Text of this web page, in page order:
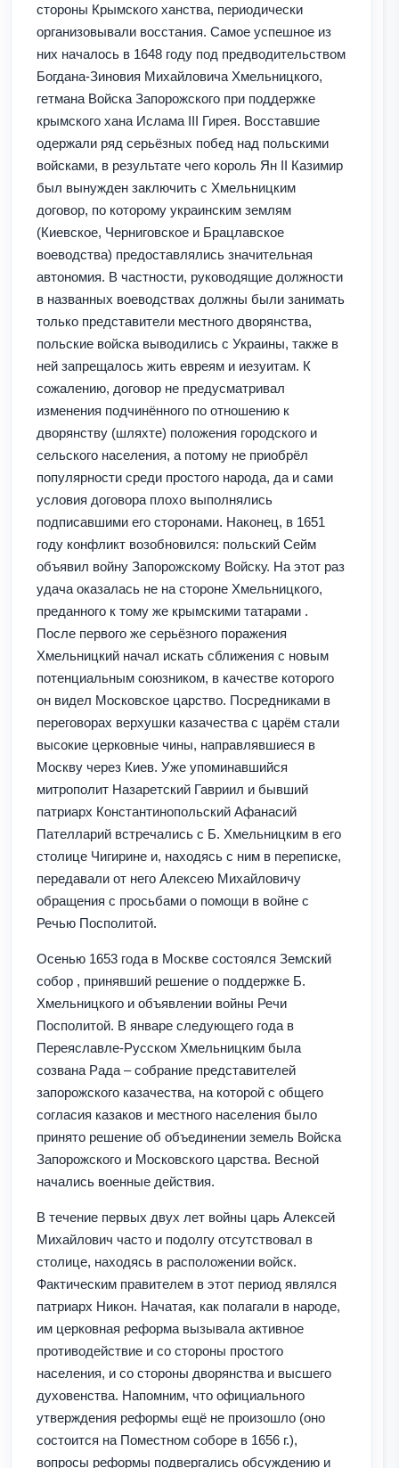
стороны Крымского ханства, периодически
организовывали восстания. Самое успешное из
них началось в 1648 году под предводительством
Богдана-Зиновия Михайловича Хмельницкого,
гетмана Войска Запорожского при поддержке
крымского хана Ислама III Гирея. Восставшие
одержали ряд серьёзных побед над польскими
войсками, в результате чего король Ян II Казимир
был вынужден заключить с Хмельницким
договор, по которому украинским землям
(Киевское, Черниговское и Брацлавское
воеводства) предоставлялись значительная
автономия. В частности, руководящие должности
в названных воеводствах должны были занимать
только представители местного дворянства,
польские войска выводились с Украины, также в
ней запрещалось жить евреям и иезуитам. К
сожалению, договор не предусматривал
изменения подчинённого по отношению к
дворянству (шляхте) положения городского и
сельского населения, а потому не приобрёл
популярности среди простого народа, да и сами
условия договора плохо выполнялись
подписавшими его сторонами. Наконец, в 1651
году конфликт возобновился: польский Сейм
объявил войну Запорожскому Войску. На этот раз
удача оказалась не на стороне Хмельницкого,
преданного к тому же крымскими татарами .
После первого же серьёзного поражения
Хмельницкий начал искать сближения с новым
потенциальным союзником, в качестве которого
он видел Московское царство. Посредниками в
переговорах верхушки казачества с царём стали
высокие церковные чины, направлявшиеся в
Москву через Киев. Уже упоминавшийся
митрополит Назаретский Гавриил и бывший
патриарх Константинопольский Афанасий
Пателларий встречались с Б. Хмельницким в его
столице Чигирине и, находясь с ним в переписке,
передавали от него Алексею Михайловичу
обращения с просьбами о помощи в войне с
Речью Посполитой.
Осенью 1653 года в Москве состоялся Земский
собор , принявший решение о поддержке Б.
Хмельницкого и объявлении войны Речи
Посполитой. В январе следующего года в
Переяславле-Русском Хмельницким была
созвана Рада – собрание представителей
запорожского казачества, на которой с общего
согласия казаков и местного населения было
принято решение об объединении земель Войска
Запорожского и Московского царства. Весной
начались военные действия.
В течение первых двух лет войны царь Алексей
Михайлович часто и подолгу отсутствовал в
столице, находясь в расположении войск.
Фактическим правителем в этот период являлся
патриарх Никон. Начатая, как полагали в народе,
им церковная реформа вызывала активное
противодействие и со стороны простого
населения, и со стороны дворянства и высшего
духовенства. Напомним, что официального
утверждения реформы ещё не произошло (оно
состоится на Поместном соборе в 1656 г.),
вопросы реформы подвергались обсуждению и